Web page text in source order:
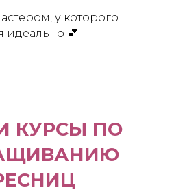
у которого
идеально 💕
КУРСЫ ПО